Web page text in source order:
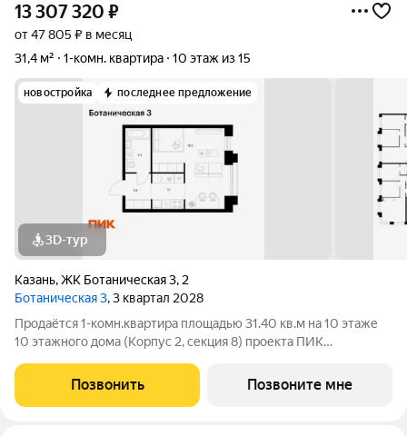
13 307 320 ₽
от 47 805 ₽ в месяц
31,4 м²
1-комн. квартира 10 этаж из 15
новостройка последнее предложение
3D-тур
Казань,ЖК Ботаническая 3, 2
Ботаническая 3, 3 квартал 2028
Продаётся 1-комн.квартира площадью 31.40 кв.м на 10 этаже
10 этажного дома (Корпус 2, секция 8) проекта ПИК
земли, функциональная планировка, большие окна.
«Ботаническая 3» камерный проект
Позвонить Позвоните мне